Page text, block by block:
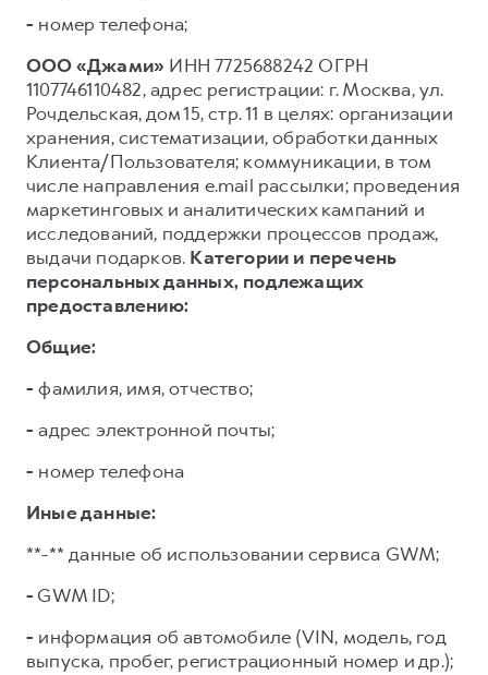
- номер телефона;
ООО «Джами» ИНН 7725688242 ОГРН
1107746110482, адрес регистрации: г. Москва, ул.
Рочдельская, дом 15, стр. 11 в целях: организации
хранения, систематизации, обработки данных
Клиента/Пользователя; коммуникации, в том
числе направления e.mail рассылки; проведения
маркетинговых и аналитических кампаний и
исследований, поддержки процессов продаж,
выдачи подарков. Категории и перечень
персональных данных, подлежащих
предоставлению:
Общие:
- фамилия, имя, отчество;
- адрес электронной почты;
- номер телефона
Иные данные:
**-** данные об использовании сервиса GWM;
- GWM ID;
- информация об автомобиле (VIN, модель, год
выпуска, пробег, регистрационный номер и др.);